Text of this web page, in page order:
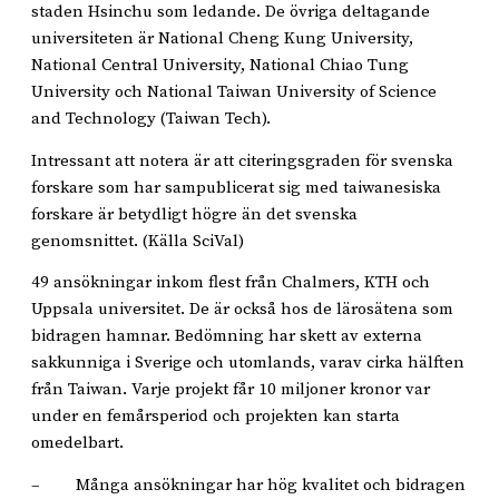
staden Hsinchu som ledande. De övriga deltagande
universiteten är National Cheng Kung University,
National Central University, National Chiao Tung
University och National Taiwan University of Science
and Technology (Taiwan Tech).
Intressant att notera är att citeringsgraden för svenska
forskare som har sampublicerat sig med taiwanesiska
forskare är betydligt högre än det svenska
genomsnittet. (Källa SciVal)
49 ansökningar inkom flest från Chalmers, KTH och
Uppsala universitet. De är också hos de lärosätena som
bidragen hamnar. Bedömning har skett av externa
sakkunniga i Sverige och utomlands, varav cirka hälften
från Taiwan. Varje projekt får 10 miljoner kronor var
under en femårsperiod och projekten kan starta
omedelbart.
– Många ansökningar har hög kvalitet och bidragen